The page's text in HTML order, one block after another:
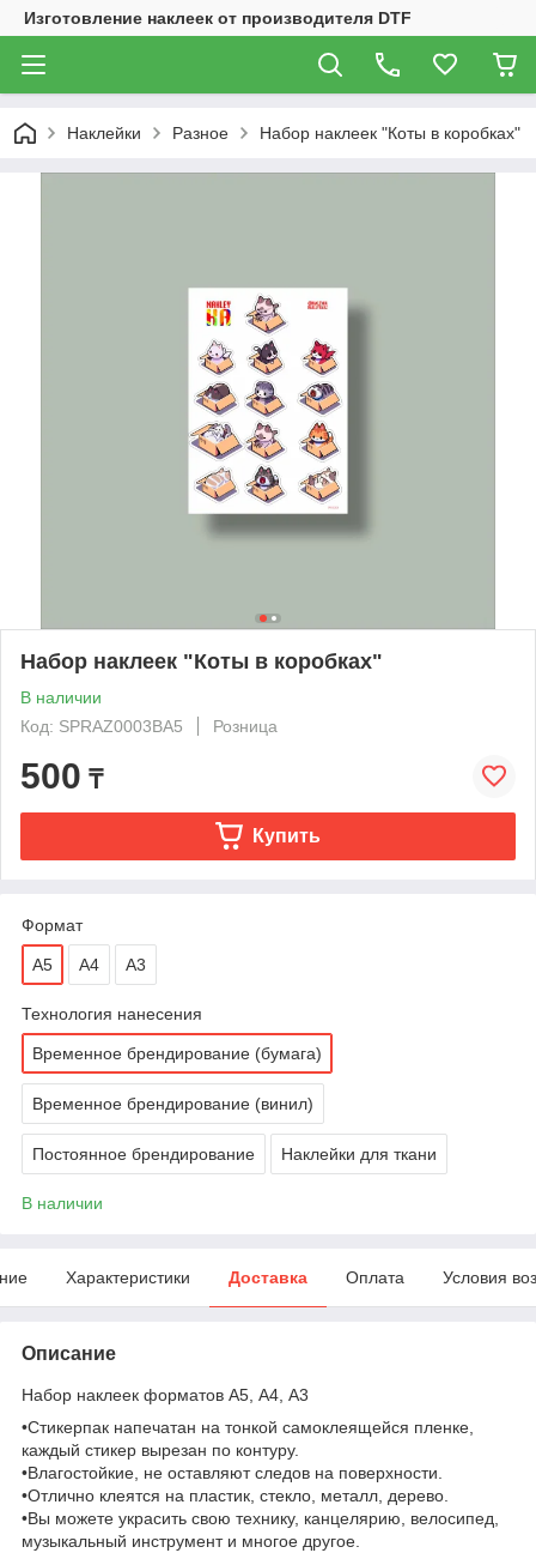
Изготовление наклеек от производителя DTF
Наклейки Разное Набор наклеек "Коты в коробках"
Набор наклеек "Коты в коробках"
В наличии
Код: SPRAZ0003BA5
Розница
500 ₸
Купить
Формат
А5 A4 A3
Технология нанесения
Временное брендирование (бумага)
Временное брендирование (винил)
Постоянное брендирование Наклейки для ткани
В наличии
Характеристики Доставка Оплата Условия
Описание
Набор наклеек форматов А5, А4, А3
•Стикерпак напечатан на тонкой самоклеящейся пленке,
каждый стикер вырезан по контуру.
•Влагостойкие, не оставляют следов на поверхности.
•Отлично клеятся на пластик, стекло, металл, дерево.
•Вы можете украсить свою технику, канцелярию, велосипед,
музыкальный инструмент и многое другое.